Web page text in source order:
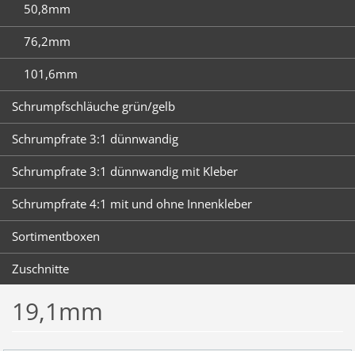
50,8mm
76,2mm
101,6mm
Schrumpfschläuche grün/gelb
Schrumpfrate 3:1 dünnwandig
Schrumpfrate 3:1 dünnwandig mit Kleber
Schrumpfrate 4:1 mit und ohne Innenkleber
Sortimentboxen
Zuschnitte
19,1mm